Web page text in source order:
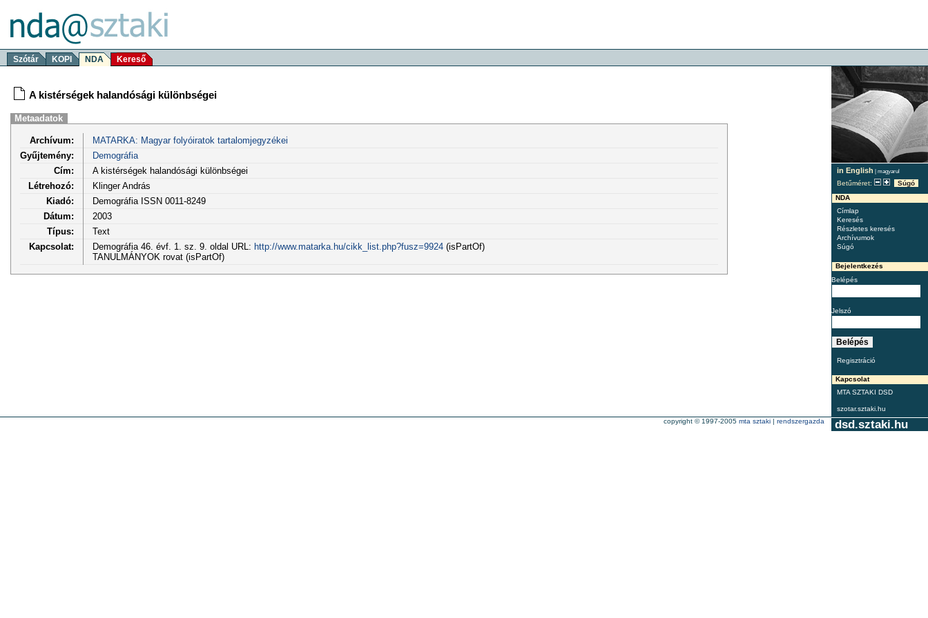
Szótár KOPI NDA Kereső
in English | magyarul
Betűméret:
Súgó
NDA
Címlap
Keresés
Részletes keresés
Archívumok
Súgó
Bejelentkezés
Belépés
Jelszó
Regisztráció
Kapcsolat
MTA SZTAKI DSD
szotar.sztaki.hu
A kistérségek halandósági különbségei
Metaadatok
Archívum:
MATARKA: Magyar folyóiratok tartalomjegyzékei
Gyűjtemény:
Demográfia
Cím:
A kistérségek halandósági különbségei
Létrehozó:
Klinger András
Kiadó:
Demográfia ISSN 0011-8249
Dátum:
2003
Típus:
Text
Kapcsolat:
Demográfia 46. évf. 1. sz. 9. oldal URL: http://www.matarka.hu/cikk_list.php?fusz=9924(isPartOf)
TANULMÁNYOK rovat (isPartOf)
dsd.sztaki.hu
copyright © 1997-2005 mta sztaki | rendszergazda